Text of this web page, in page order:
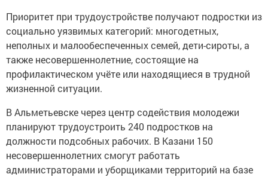
Приоритет при трудоустройстве получают подростки из
социально уязвимых категорий: многодетных,
неполных и малообеспеченных семей, дети-сироты, а
также несовершеннолетние, состоящие на
профилактическом учёте или находящиеся в трудной
жизненной ситуации.
В Альметьевске через центр содействия молодежи
планируют трудоустроить 240 подростков на
должности подсобных рабочих. В Казани 150
несовершеннолетних смогут работать
администраторами и уборщиками территорий на базе